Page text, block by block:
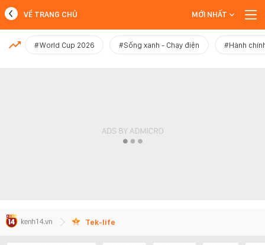
MỚI NHẤT
VỀ TRANG CHỦ MỚI NHẤT
#World Cup 2026 #Sống xanh - Chạy điện #Hành
Tek-life